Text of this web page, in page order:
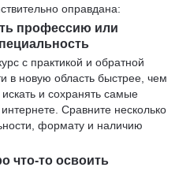
оправдана:
профессию или
с практикой и обратной
в новую область быстрее, чем
и сохранять самые
Сравните несколько
формату и наличию
что-то освоить